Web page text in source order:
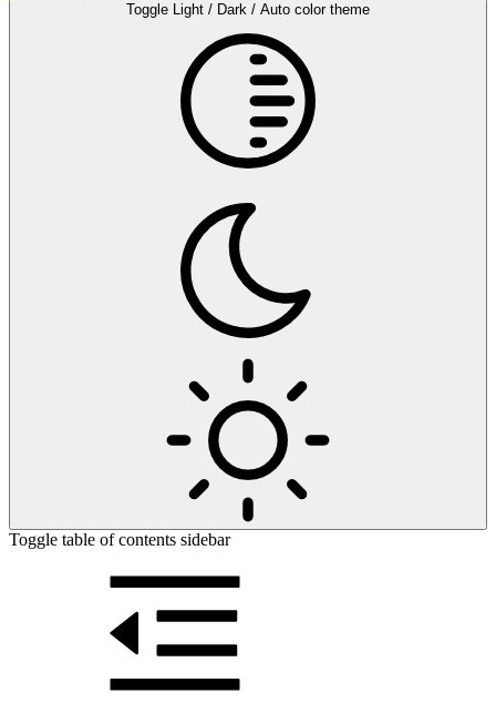
Toggle Light / Dark / Auto color theme
Toggle table of contents sidebar